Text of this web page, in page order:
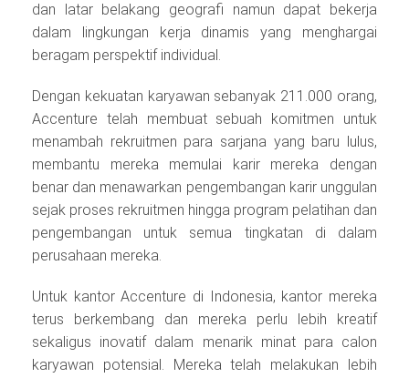
dan latar belakang geografi namun dapat bekerja
dalam lingkungan kerja dinamis yang menghargai
beragam perspektif individual.
Dengan kekuatan karyawan sebanyak 211.000 orang,
Accenture telah membuat sebuah komitmen untuk
menambah rekruitmen para sarjana yang baru lulus,
membantu mereka memulai karir mereka dengan
benar dan menawarkan pengembangan karir unggulan
sejak proses rekruitmen hingga program pelatihan dan
pengembangan untuk semua tingkatan di dalam
perusahaan mereka.
Untuk kantor Accenture di Indonesia, kantor mereka
terus berkembang dan mereka perlu lebih kreatif
sekaligus inovatif dalam menarik minat para calon
karyawan potensial. Mereka telah melakukan lebih